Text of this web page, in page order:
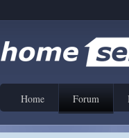
Home Forum